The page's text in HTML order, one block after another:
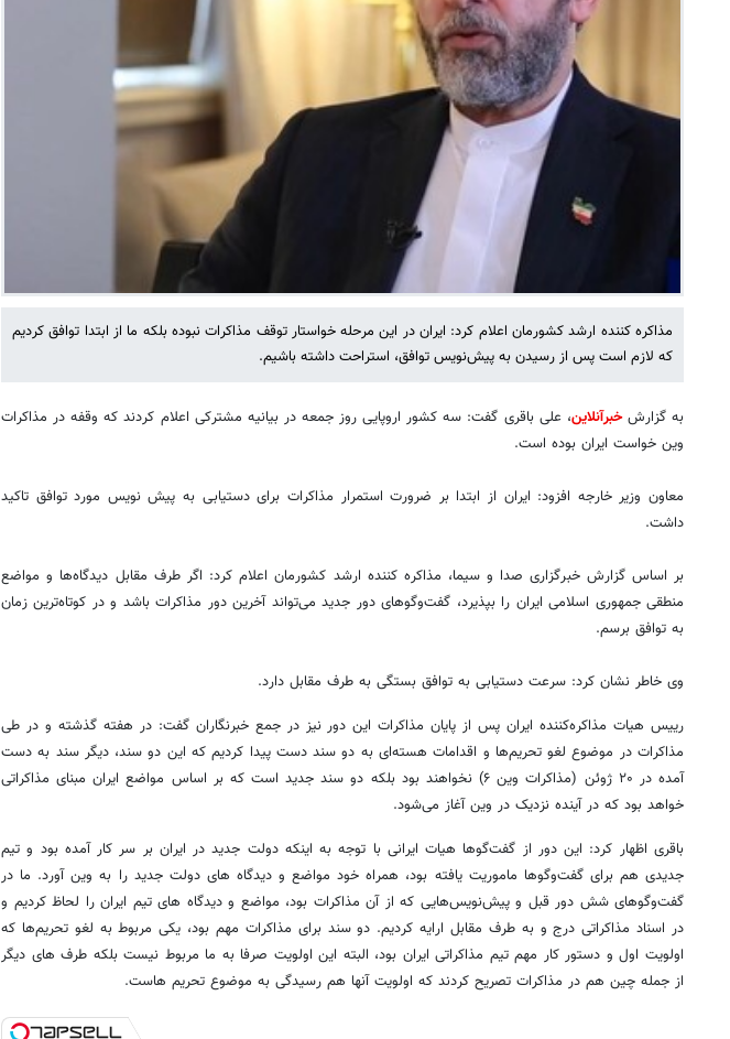
مذاکره کننده ارشد کشورمان اعلام کرد: ایران در این مرحله خواستار توقف مذاکرات نبوده بلکه ما از ابتدا توافق کردیم
که لازم است پس از رسیدن به پیش‌نویس توافق، استراحت داشته باشیم.
به گزارشخبرآنلاین، علی باقری گفت: سه کشور اروپایی روز جمعه در بیانیه مشترکی اعلام کردند که وقفه در مذاکرات
وین خواست ایران بوده است.
معاون وزیر خارجه افزود: ایران از ابتدا بر ضرورت استمرار مذاکرات برای دستیابی به پیش نویس مورد توافق تاکید
داشت.
بر اساس گزارش خبرگزاری صدا و سیما، مذاکره کننده ارشد کشورمان اعلام کرد: اگر طرف مقابل دیدگاه‌ها و مواضع
منطقی جمهوری اسلامی ایران را بپذیرد، گفت‌وگوهای دور جدید می‌تواند آخرین دور مذاکرات باشد و در کوتاه‌ترین زمان
به توافق برسم.
وی خاطر نشان کرد:️ سرعت دستیابی به توافق بستگی به طرف مقابل دارد.
رییس هیات مذاکره‌کننده ایران پس از پایان مذاکرات این دور نیز در جمع خبرنگاران گفت: در هفته گذشته و در طی
مذاکرات در موضوع لغو تحریم‌ها و اقدامات هسته‌ای به دو سند دست پیدا کردیم که این دو سند، دیگر سند به دست
آمده در ۲۰ ژوئن (مذاکرات وین ۶) نخواهند بود بلکه دو سند جدید است که بر اساس مواضع ایران مبنای مذاکراتی
خواهد بود که در آینده نزدیک در وین آغاز می‌شود.
باقری اظهار کرد: این دور از گفت‌گوها هیات ایرانی با توجه به اینکه دولت جدید در ایران بر سر کار آمده بود و تیم
جدیدی هم برای گفت‌وگوها ماموریت یافته بود، همراه خود مواضع و دیدگاه های دولت جدید را به وین آورد. ما در
گفت‌وگوهای شش دور قبل و پیش‌نویس‌هایی که از آن مذاکرات بود، مواضع و دیدگاه های تیم ایران را لحاظ کردیم و
در اسناد مذاکراتی درج و به طرف مقابل ارایه کردیم. دو سند برای مذاکرات مهم بود، یکی مربوط به لغو تحریم‌ها که
اولویت اول و دستور کار مهم تیم مذاکراتی ایران بود، البته این اولویت صرفا به ما مربوط نیست بلکه طرف های دیگر
از جمله چین هم در مذاکرات تصریح کردند که اولویت آنها هم رسیدگی به موضوع تحریم هاست.